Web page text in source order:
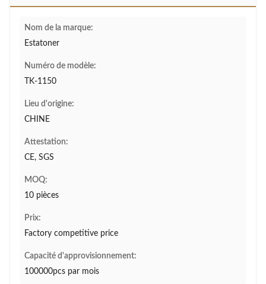
Nom de la marque:
Estatoner
Numéro de modèle:
TK-1150
Lieu d'origine:
CHINE
Attestation:
CE, SGS
MOQ:
10 pièces
Prix:
Factory competitive price
Capacité d'approvisionnement:
100000pcs par mois